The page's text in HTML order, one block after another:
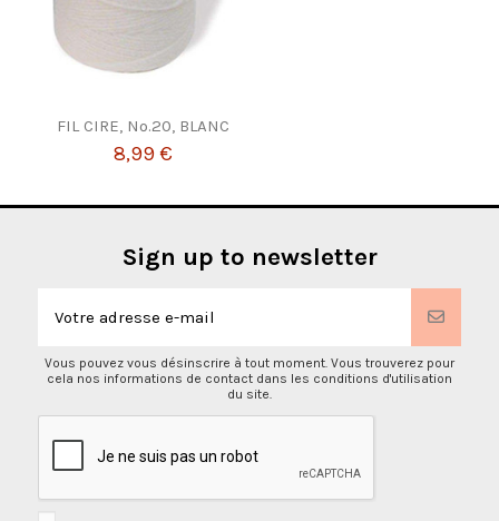
FIL CIRE, Nº.20, BLANC
8,99 €
Sign up to newsletter
Vous pouvez vous désinscrire à tout moment. Vous trouverez pour
cela nos informations de contact dans les conditions d'utilisation
du site.